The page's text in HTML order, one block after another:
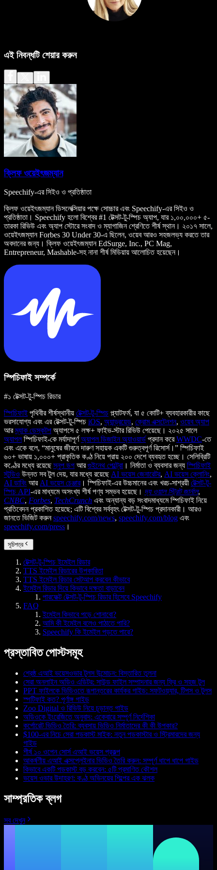
এই নিবন্ধটি শেয়ার করুন
ক্লিফ ওয়েইৎজম্যান
Speechify-এর সিইও ও প্রতিষ্ঠাতা
ক্লিফ ওয়েইৎজম্যান ডিসলেক্সিয়ার পক্ষে সোচ্চার এবং Speechify-এর সিইও ও
প্রতিষ্ঠাতা। Speechify হলো বিশ্বের #1 টেক্সট-টু-স্পিচ অ্যাপ, যার ১,০০,০০০+ ৫-
তারকা রিভিউ এবং অ্যাপ স্টোরে সংবাদ ও ম্যাগাজিন শ্রেণিতে শীর্ষ স্থান। ২০১৭ সালে,
ওয়েইৎজম্যান Forbes 30 Under 30-এ ছিলেন, ওয়েব আরও সহজলভ্য করতে তার
অবদানের জন্য। ক্লিফ ওয়েইৎজম্যান EdSurge, Inc., PC Mag,
Entrepreneur, Mashable-সহ নানা শীর্ষ মিডিয়ায় আলোচিত হয়েছেন।
স্পিচিফাই সম্পর্কে
#১ টেক্সট-টু-স্পিচ রিডার
স্পিচিফাই পৃথিবীর শীর্ষস্থানীয় টেক্সট-টু-স্পিচ প্ল্যাটফর্ম, যা ৫ কোটি+ ব্যবহারকারীর কাছে
ভরসাযোগ্য এবং এর টেক্সট-টু-স্পিচ iOS, অ্যান্ড্রয়েড, ক্রোম এক্সটেনশন, ওয়েব অ্যাপ
আরম্যাক ডেস্কটপ অ্যাপসে ৫ লক্ষ+ ফাইভ-স্টার রিভিউ পেয়েছে। ২০২৫ সালে
অ্যাপলস্পিচিফাই-কে মর্যাদাপূর্ণঅ্যাপল ডিজাইন অ্যাওয়ার্ড প্রদান করেWWDC-তে
এবং একে বলে, “মানুষের জীবনে দারুণ সহায়ক একটি গুরুত্বপূর্ণ রিসোর্স।” স্পিচিফাই
৬০+ ভাষায় ১,০০০+ প্রাকৃতিক কণ্ঠ নিয়ে প্রায় ২০০ দেশে ব্যবহৃত হচ্ছে। সেলিব্রিটি
কণ্ঠের মধ্যে রয়েছেস্নুপ ডগ আরগুইনেথ পেল্ট্রো । নির্মাতা ও ব্যবসার জন্য স্পিচিফাই
স্টুডিও উন্নত সব টুল দেয়, যার মধ্যে রয়েছে AI ভয়েস জেনারেটর, AI ভয়েস ক্লোনিং,
AI ডাবিং আর AI ভয়েস চেঞ্জার। স্পিচিফাই-এর উচ্চমানের এবং খরচ-সাশ্রয়ী টেক্সট-টু-
স্পিচ API-এর মাধ্যমে অসংখ্য শীর্ষ পণ্য সম্ভব হয়েছে। দ্য ওয়াল স্ট্রিট জার্নাল,
CNBC, Forbes, TechCrunch এবং অন্যান্য বড় সংবাদমাধ্যমে স্পিচিফাই নিয়ে
প্রতিবেদন প্রকাশিত হয়েছে; এটি বিশ্বের সর্ববৃহৎ টেক্সট-টু-স্পিচ প্রদানকারী। আরও
জানতে ভিজিট করুনspeechify.com/news, speechify.com/blog এবং
speechify.com/press ।
সূচিপত্র
টেক্সট-টু-স্পিচ ইমেইল রিডার
TTS ইমেইল রিডারের উপকারিতা
TTS ইমেইল রিডার সেটআপ করবেন কীভাবে
ইমেইল রিডার দিয়ে কিভাবে দক্ষতা বাড়াবেন
পারফেক্ট টেক্সট-টু-স্পিচ রিডার হিসেবে Speechify
FAQ
ইমেইল কিভাবে পড়ে শোনাবো?
আমি কী ইমেইল বলেও পাঠাতে পারি?
Speechify কি ইমেইল পড়তে পারে?
প্রস্তাবিত পোস্টসমূহ
শ্রেষ্ঠ এআই ভয়েসওভার টুলস উন্মোচন: বিস্তারিত তুলনা
সেরা অনলাইন অডিও এডিটর: সাউন্ড ফাইল সম্পাদনার জন্য ফ্রি ও সহজ টুল
PPT ফাইলকে ভিডিওতে রূপান্তরের কার্যকর গাইড: সফটওয়্যার, টিপস ও টুলস
স্পটিফাই কত? পূর্ণাঙ্গ গাইড
Zoo Digital ও রিভিউ নিয়ে চূড়ান্ত গাইড
অডিওকে ইংরেজিতে অনুবাদ: একেবারে সম্পূর্ণ নির্দেশিকা
কর্পোরেট ভিডিও তৈরি: ব্যবসায় ভিডিও নির্মাতাদের কী কী উপকার?
$100-এর নিচে সেরা পডকাস্ট মাইক: নতুন পডকাস্টার ও স্ট্রিমারদের জন্য
গাইড
শীর্ষ ১০ ওপেন সোর্স এআই ভয়েস প্রকল্প
আকর্ষণীয় এআই এক্সপ্লেইনার ভিডিও তৈরি করুন: সম্পূর্ণ ধাপে ধাপে গাইড
কিভাবে একটি পডকাস্ট বড় করবেন: ৫টি প্রমাণিত কৌশল
ভয়েস ওভার উদাহরণ: কণ্ঠ অভিনয়ের শিল্পের এক ঝলক
সাম্প্রতিক ব্লগ
সব দেখুন